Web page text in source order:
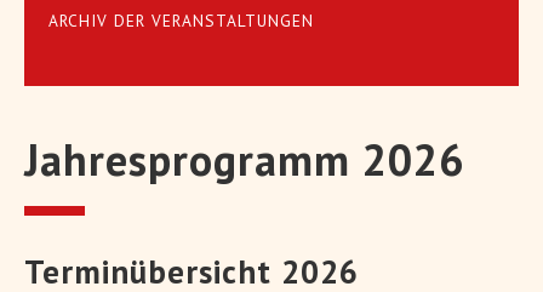
ARCHIV DER VERANSTALTUNGEN
Jahresprogramm 2026
Terminübersicht 2026